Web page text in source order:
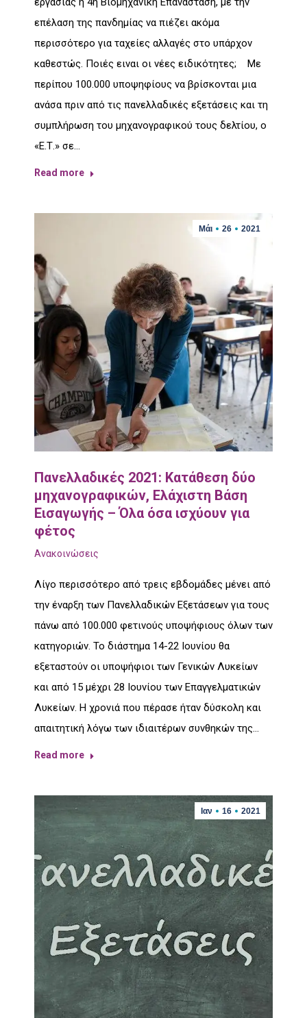
επέλαση της πανδημίας να πιέζει ακόμα
περισσότερο για ταχείες αλλαγές στο υπάρχον
καθεστώς. Ποιές ειναι οι νέες ειδικότητες; Με
περίπου 100.000 υποψηφίους να βρίσκονται μια
ανάσα πριν από τις πανελλαδικές εξετάσεις και τη
συμπλήρωση του μηχανογραφικού τους δελτίου, ο
«Ε.Τ.» σε…
Read more
Μάι 26 2021
Πανελλαδικές 2021: Κατάθεση δύο
μηχανογραφικών, Ελάχιστη Βάση
Εισαγωγής – Όλα όσα ισχύουν για
φέτος
Ανακοινώσεις
Λίγο περισσότερο από τρεις εβδομάδες μένει από
την έναρξη των Πανελλαδικών Εξετάσεων για τους
πάνω από 100.000 φετινούς υποψήφιους όλων των
κατηγοριών. Το διάστημα 14-22 Ιουνίου θα
εξεταστούν οι υποψήφιοι των Γενικών Λυκείων
και από 15 μέχρι 28 Ιουνίου των Επαγγελματικών
Λυκείων. Η χρονιά που πέρασε ήταν δύσκολη και
απαιτητική λόγω των ιδιαιτέρων συνθηκών της…
Read more
Ιαν 16 2021